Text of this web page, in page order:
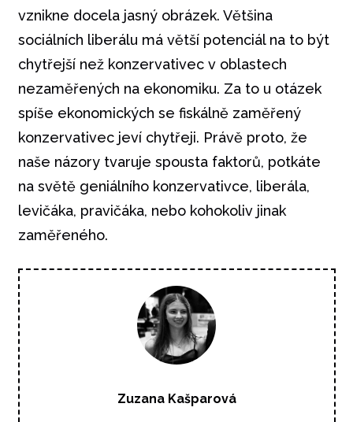
vznikne docela jasný obrázek. Většina
sociálních liberálu má větší potenciál na to být
chytřejší než konzervativec v oblastech
nezaměřených na ekonomiku. Za to u otázek
spíše ekonomických se fiskálně zaměřený
konzervativec jeví chytřeji. Právě proto, že
naše názory tvaruje spousta faktorů, potkáte
na světě geniálního konzervativce, liberála,
levičáka, pravičáka, nebo kohokoliv jinak
zaměřeného.
Zuzana Kašparová